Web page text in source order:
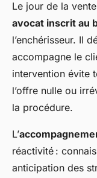
Le jour de la
avocat inscrit au
l’enchérisseur. Il
accompagne le
intervention évite
l’offre nulle ou
la procédure.
L’
réactivité :
anticipation des